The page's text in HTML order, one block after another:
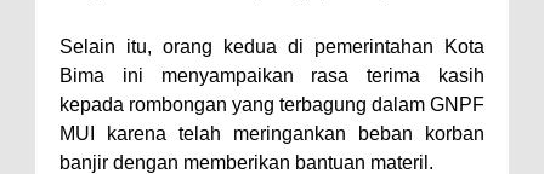
Warga Tidak Layak Huni di
Kelurahan Oi Mbo, Dorong
Percepatan Bantuan BSPS
Wakil Wali Kota Bima
Selain itu, orang kedua di pemerintahan Kota
Bima ini menyampaikan rasa terima kasih
kepada rombongan yang terbagung dalam GNPF
MUI karena telah meringankan beban korban
banjir dengan memberikan bantuan materil.